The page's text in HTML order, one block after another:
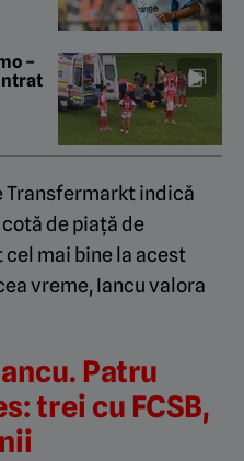
–
indică
de piață de
mai bine la acest
vreme, Iancu valora
Patru
trei cu FCSB,